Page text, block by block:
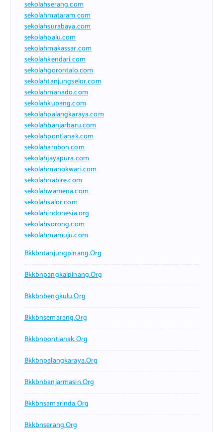
sekolahserang.com
sekolahmataram.com
sekolahsurabaya.com
sekolahpalu.com
sekolahmakassar.com
sekolahkendari.com
sekolahgorontalo.com
sekolahtanjungselor.com
sekolahmanado.com
sekolahkupang.com
sekolahpalangkaraya.com
sekolahbanjarbaru.com
sekolahpontianak.com
sekolahambon.com
sekolahjayapura.com
sekolahmanokwari.com
sekolahnabire.com
sekolahwamena.com
sekolahsalor.com
sekolahindonesia.org
sekolahsorong.com
sekolahmamuju.com
Bkkbntanjungpinang.org
Bkkbnpangkalpinang.org
Bkkbnbengkulu.org
Bkkbnsemarang.org
Bkkbnpontianak.org
Bkkbnpalangkaraya.org
Bkkbnbanjarmasin.org
Bkkbnsamarinda.org
Bkkbnserang.org